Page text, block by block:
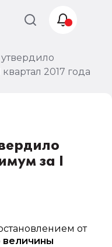
2017 года
за I
от
величины